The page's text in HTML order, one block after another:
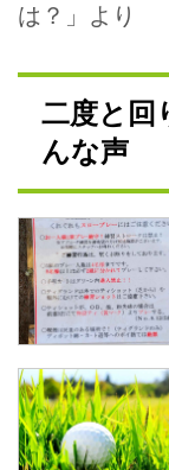
は？」より
二度と回
んな声